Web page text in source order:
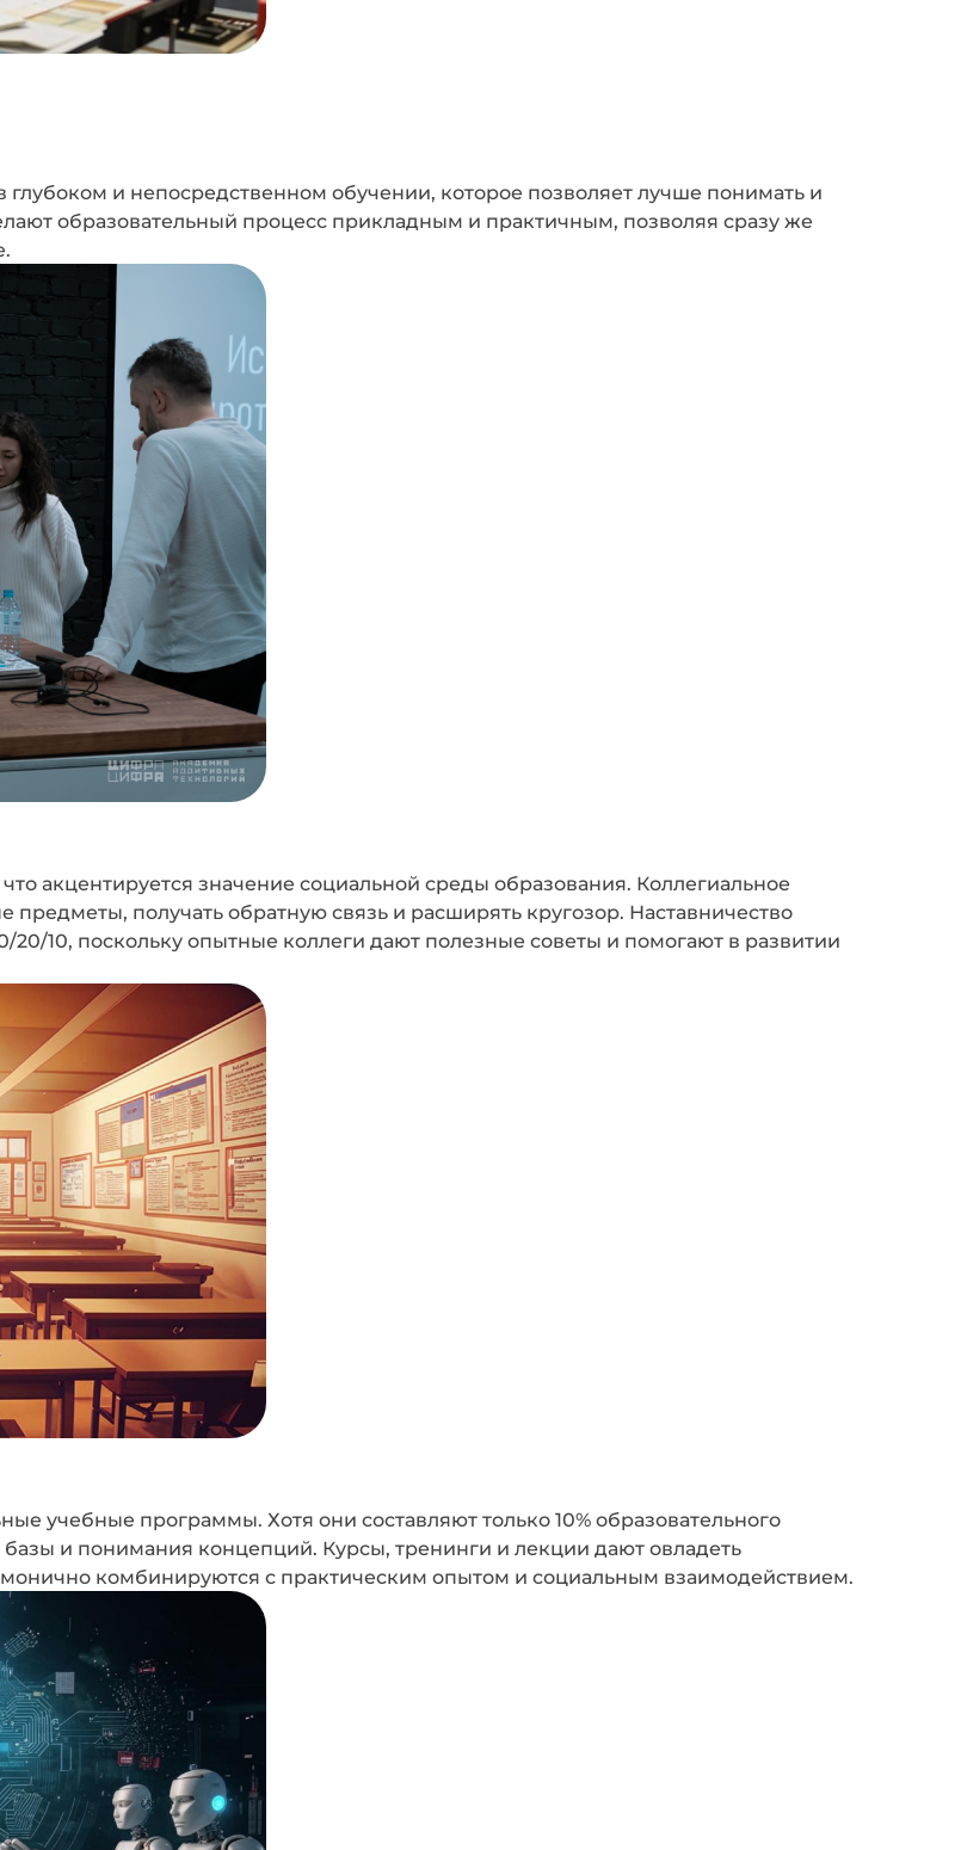
и непосредственном обучении, которое позволяет лучше понимать и
образовательный процесс прикладным и практичным, позволяя сразу же
акцентируется значение социальной среды образования. Коллегиальное
получать обратную связь и расширять кругозор. Наставничество
10, поскольку опытные коллеги дают полезные советы и помогают в развитии
учебные программы. Хотя они составляют только 10% образовательного
и понимания концепций. Курсы, тренинги и лекции дают овладеть
комбинируются с практическим опытом и социальным взаимодействием.